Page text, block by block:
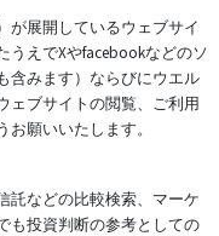
が展開しているウェブサイ
うえでXやfacebookなどのソ
含みます）ならびにウエル
ェブサイトの閲覧、ご利用
願いいたします。
託などの比較検索、マーケ
も投資判断の参考としての